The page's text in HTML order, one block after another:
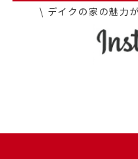
\ デイクの家の魅力